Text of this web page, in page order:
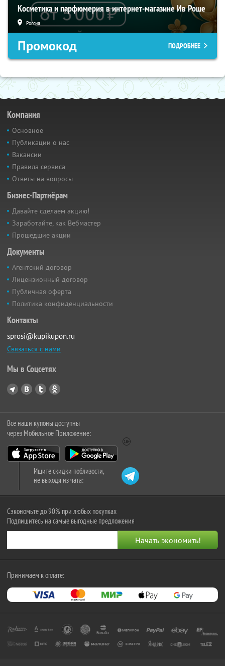
Косметика и парфюмерия в интернет-магазине Ив Роше
Россия
Промокод ПОДРОБНЕЕ
Компания
Основное
Публикации о нас
Вакансии
Правила сервиса
Ответы на вопросы
Бизнес-Партнёрам
Давайте сделаем акцию!
Заработайте, как Вебмастер
Прошедшие акции
Документы
Агентский договор
Лицензионный договор
Публичная оферта
Политика конфиденциальности
Контакты
sprosi@kupikupon.ru
Связаться с нами
Мы в Соцсетях
Все наши купоны доступны
через Мобильное Приложение:
Ищите скидки поблизости,
не выходя из чата:
Сэкономьте до 90% при любых покупках
Подпишитесь на самые выгодные предложения
Принимаем к оплате: